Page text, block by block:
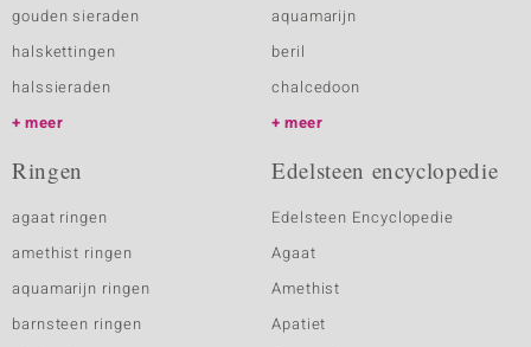
gouden sieraden
halskettingen
halssieraden
meer
aquamarijn
beril
chalcedoon
meer
Ringen
agaat ringen
amethist ringen
aquamarijn ringen
barnsteen ringen
Edelsteen encyclopedie
Edelsteen Encyclopedie
Agaat
Amethist
Apatiet